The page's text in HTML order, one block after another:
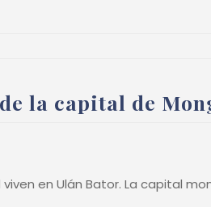
la capital de
en Ulán Bator. La capital